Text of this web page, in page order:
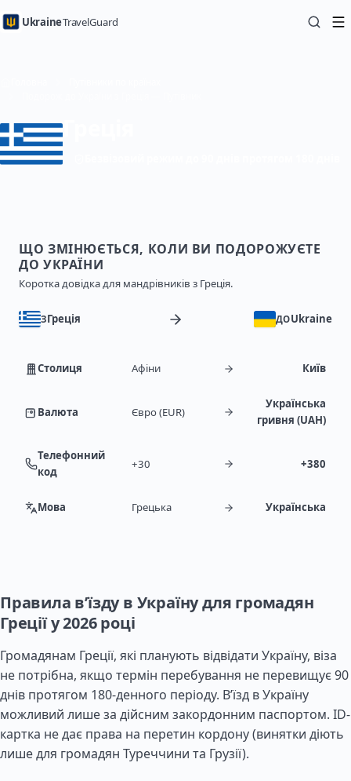
UkraineTravelGuard
ЩО ЗМІНЮЄТЬСЯ, КОЛИ ВИ ПОДОРОЖУЄТЕ
ДО УКРАЇНИ
Коротка довідка для мандрівників з Греція.
ЗГреція ДОUkraine
Столиця Афіни Київ
Валюта Євро (EUR)
Українська
гривня (UAH)
Телефонний
код
+30 +380
Мова Грецька Українська
Правила в’їзду в Україну для громадян
Греції у 2026 році
Громадянам Греції, які планують відвідати Україну, віза
не потрібна, якщо термін перебування не перевищує 90
днів протягом 180-денного періоду. В’їзд в Україну
можливий лише за дійсним закордонним паспортом. ID-
картка не дає права на перетин кордону (винятки діють
лише для громадян Туреччини та Грузії).